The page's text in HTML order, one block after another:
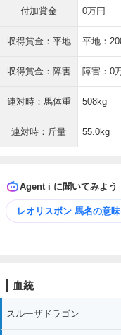
付加賞金 0万円
収得賞金：平地 平地：
収得賞金：障害 障害：0
連対時：馬体重 508kg
連対時：斤量 55.0kg
Agent i に聞いてみよう
レオリスボン 馬名の意味
血統
スルーザドラゴン